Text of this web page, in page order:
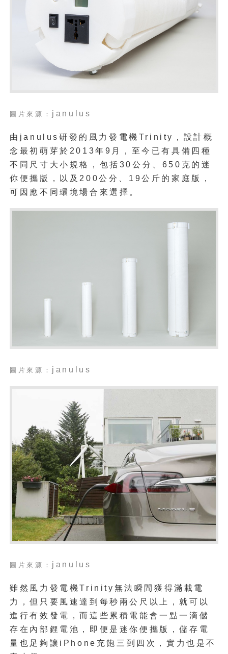
圖片來源： janulus
由janulus研發的風力發電機Trinity，設計概
念最初萌芽於2013年9月，至今已有具備四種
不同尺寸大小規格，包括30公分、650克的迷
你便攜版，以及200公分、19公斤的家庭版，
可因應不同環境場合來選擇。
圖片來源： janulus
圖片來源： janulus
雖然風力發電機Trinity無法瞬間獲得滿載電
力，但只要風速達到每秒兩公尺以上，就可以
進行有效發電，而這些累積電能會一點一滴儲
存在內部鋰電池，即便是迷你便攜版，儲存電
量也足夠讓iPhone充飽三到四次，實力也是不